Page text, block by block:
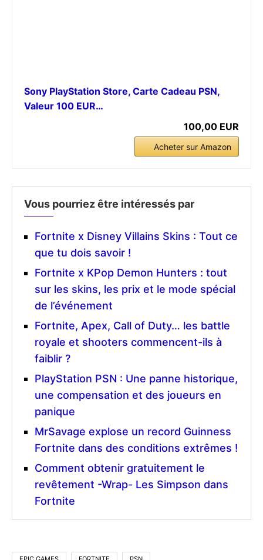
Sony PlayStation Store, Carte Cadeau PSN,
Valeur 100 EUR…
100,00 EUR
Acheter sur Amazon
Vous pourriez être intéressés par
Fortnite x Disney Villains Skins : Tout ce
que tu dois savoir !
Fortnite x KPop Demon Hunters : tout
sur les skins, les prix et le mode spécial
de l’événement
Fortnite, Apex, Call of Duty… les battle
royale et shooters commencent-ils à
faiblir ?
PlayStation PSN : Une panne historique,
une compensation et des joueurs en
panique
MrSavage explose un record Guinness
Fortnite dans des conditions extrêmes !
Comment obtenir gratuitement le
revêtement -Wrap- Les Simpson dans
Fortnite